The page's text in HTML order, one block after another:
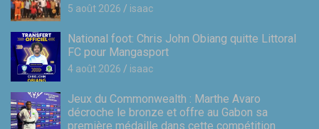
5 août 2026 isaac
National foot: Chris John Obiang quitte Littoral
FC pour Mangasport
4 août 2026 isaac
Jeux du Commonwealth : Marthe Avaro
décroche le bronze et offre au Gabon sa
première médaille dans cette compétition